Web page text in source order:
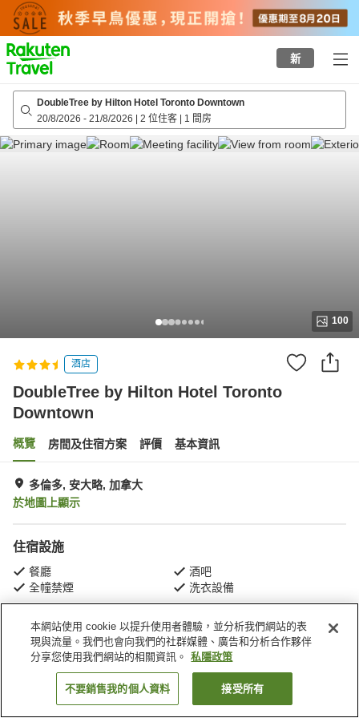
to
top
page
新
DoubleTree by Hilton Hotel Toronto Downtown
20/8/2026 - 21/8/2026 | 2 位住客 | 1 間房
100
酒店
DoubleTree by Hilton Hotel Toronto
Downtown
概覽 房間及住宿方案 評價 基本資訊
多倫多, 安大略, 加拿大
於地圖上顯示
住宿設施
餐廳
酒吧
全幢禁煙
洗衣設備
主頁 加拿大 安大略
多倫多
DoubleTree by Hilton Hotel Toronto Downtown
找客房
本網站使用 cookie 以提升使用者體驗，並分析我們網站的表
現與流量。我們也會向我們的社群媒體、廣告和分析合作夥伴
分享您使用我們網站的相關資訊。
私隱政策
不要銷售我的個人資料 接受所有